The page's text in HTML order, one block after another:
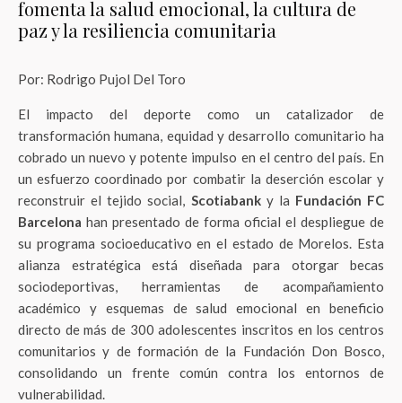
fomenta la salud emocional, la cultura de
paz y la resiliencia comunitaria
Por: Rodrigo Pujol Del Toro
El impacto del deporte como un catalizador de
transformación humana, equidad y desarrollo comunitario ha
cobrado un nuevo y potente impulso en el centro del país. En
un esfuerzo coordinado por combatir la deserción escolar y
reconstruir el tejido social, Scotiabanky la Fundación FC
Barcelona han presentado de forma oficial el despliegue de
su programa socioeducativo en el estado de Morelos. Esta
alianza estratégica está diseñada para otorgar becas
sociodeportivas, herramientas de acompañamiento
académico y esquemas de salud emocional en beneficio
directo de más de 300 adolescentes inscritos en los centros
comunitarios y de formación de la Fundación Don Bosco,
consolidando un frente común contra los entornos de
vulnerabilidad.